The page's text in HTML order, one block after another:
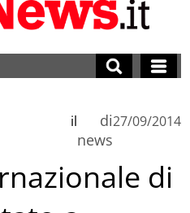
di
news
il 27/09/2014
di